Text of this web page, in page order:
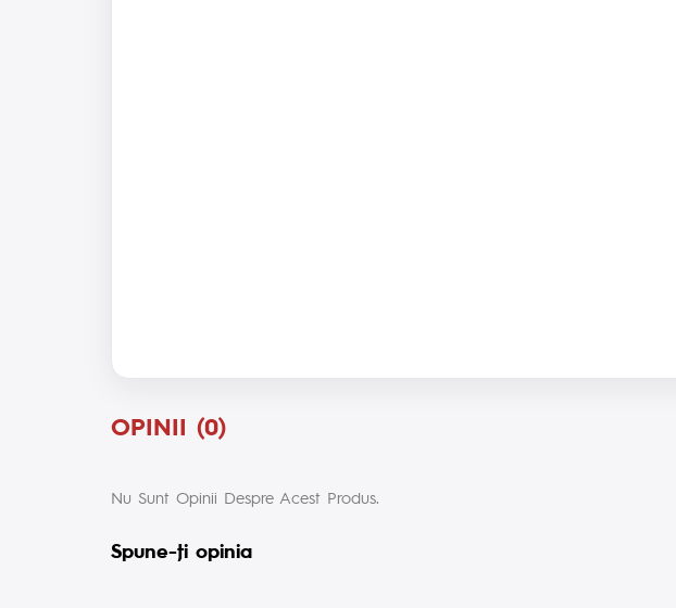
OPINII (0)
Nu Sunt Opinii Despre Acest Produs.
Spune-ţi opinia